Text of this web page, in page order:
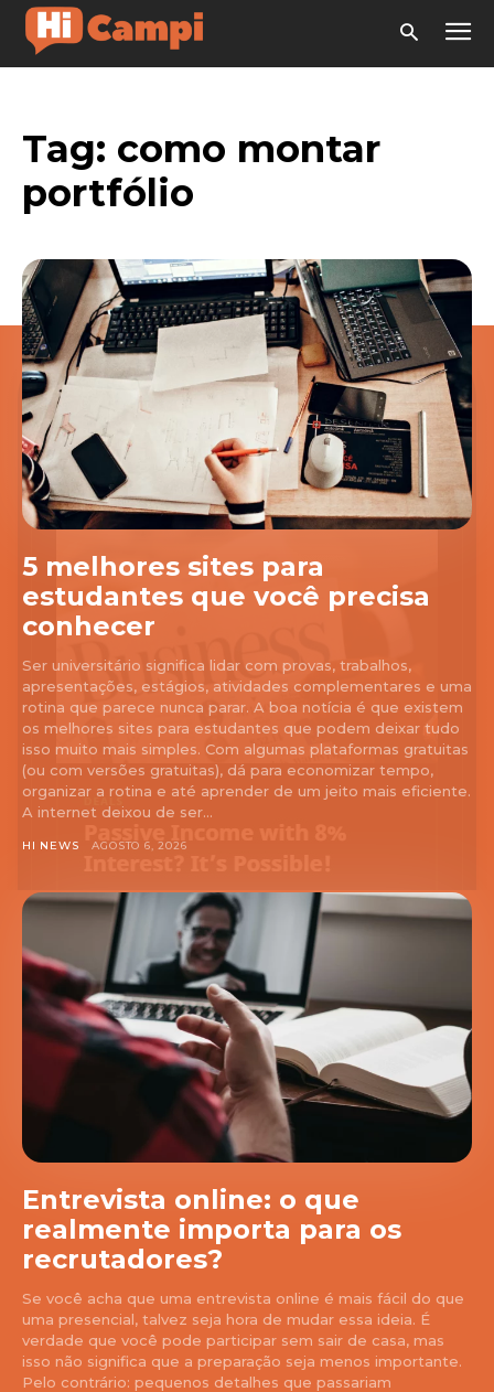
Tag: como montar
portfólio
5 melhores sites para
estudantes que você precisa
conhecer
Ser universitário significa lidar com provas, trabalhos,
apresentações, estágios, atividades complementares e uma
rotina que parece nunca parar. A boa notícia é que existem
os melhores sites para estudantes que podem deixar tudo
isso muito mais simples. Com algumas plataformas gratuitas
(ou com versões gratuitas), dá para economizar tempo,
organizar a rotina e até aprender de um jeito mais eficiente.
A internet deixou de ser...
HI NEWS AGOSTO 6, 2026
Entrevista online: o que
realmente importa para os
recrutadores?
Se você acha que uma entrevista online é mais fácil do que
uma presencial, talvez seja hora de mudar essa ideia. É
verdade que você pode participar sem sair de casa, mas
isso não significa que a preparação seja menos importante.
Pelo contrário: pequenos detalhes que passariam